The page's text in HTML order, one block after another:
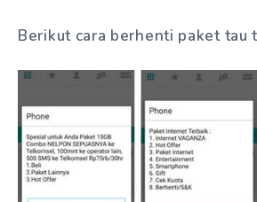
Berikut cara berhenti paket tau